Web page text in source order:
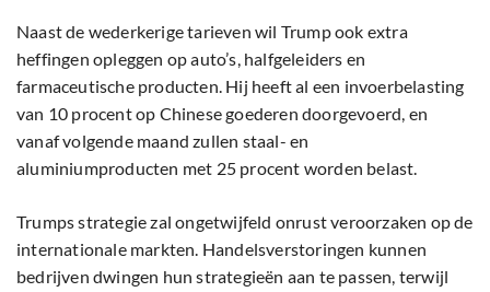
Naast de wederkerige tarieven wil Trump ook extra
heffingen opleggen op auto’s, halfgeleiders en
farmaceutische producten. Hij heeft al een invoerbelasting
van 10 procent op Chinese goederen doorgevoerd, en
vanaf volgende maand zullen staal- en
aluminiumproducten met 25 procent worden belast.
Trumps strategie zal ongetwijfeld onrust veroorzaken op de
internationale markten. Handelsverstoringen kunnen
bedrijven dwingen hun strategieën aan te passen, terwijl